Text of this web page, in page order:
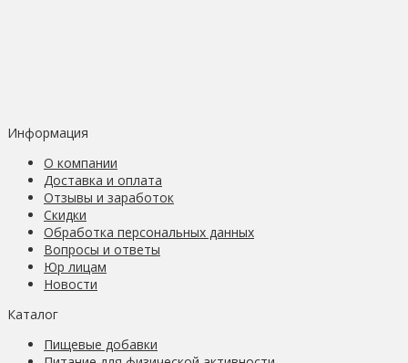
Информация
О компании
Доставка и оплата
Отзывы и заработок
Скидки
Обработка персональных данных
Вопросы и ответы
Юр лицам
Новости
Каталог
Пищевые добавки